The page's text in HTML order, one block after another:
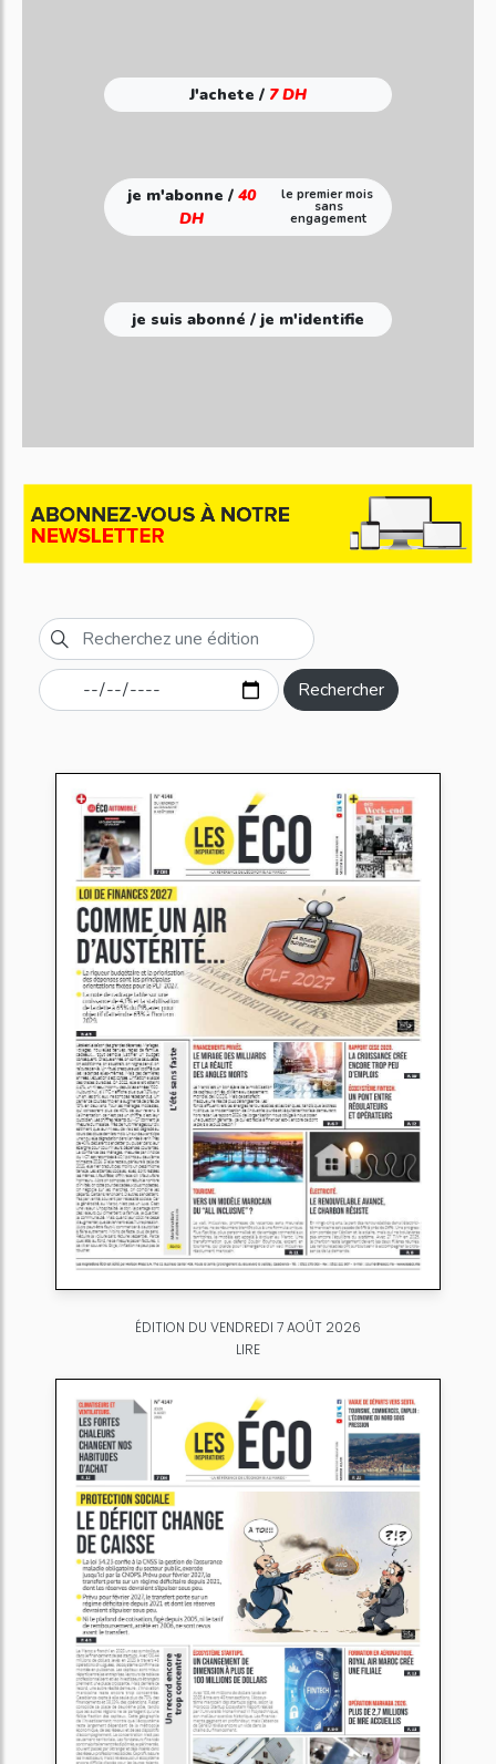
J'achete / 7 DH
je m'abonne /40
DH
le premier mois
sans
engagement
je suis abonné / je m'identifie
Rechercher
ÉDITION DU VENDREDI 7 AOÛT 2026
LIRE